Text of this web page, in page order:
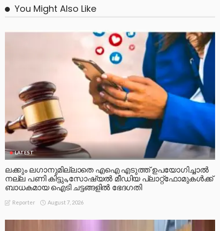
You Might Also Like
LATEST
ലക്കും ലഗാനുമില്ലാതെ എഐ എടുത്ത് ഉപയോഗിച്ചാല്‍
നല്ല പണി കിട്ടും,സോഷ്യല്‍ മീഡിയ പ്ലാറ്റ്‌ഫോമുകള്‍ക്ക്
ബാധകമായ ഐടി ചട്ടങ്ങളില്‍ ഭേദഗതി
Reporter August 7, 2026